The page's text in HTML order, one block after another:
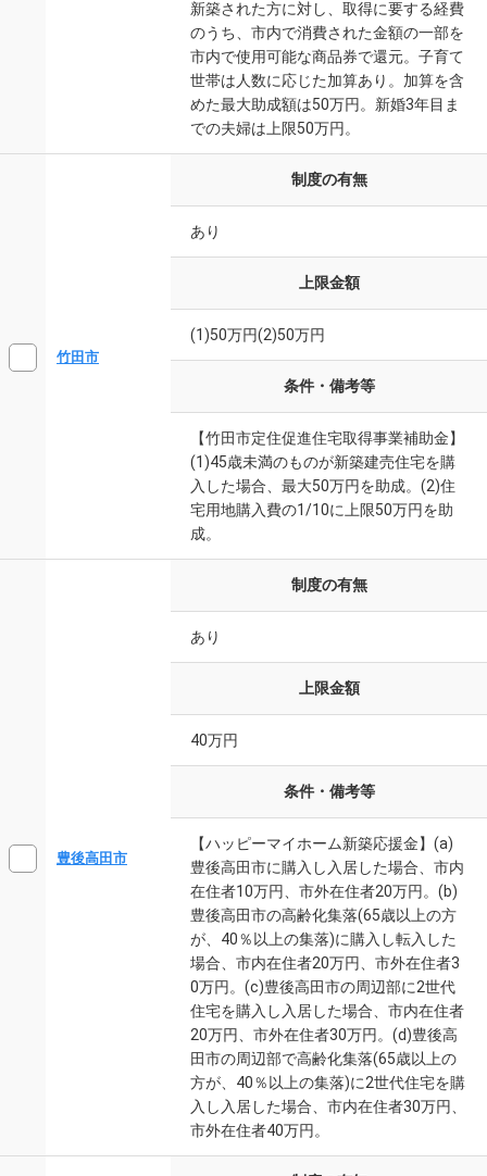
新築された方に対し、取得に要する経費
のうち、市内で消費された金額の一部を
市内で使用可能な商品券で還元。子育て
世帯は人数に応じた加算あり。加算を含
めた最大助成額は50万円。新婚3年目ま
での夫婦は上限50万円。
竹田市
制度の有無
あり
上限金額
(1)50万円(2)50万円
条件・備考等
【竹田市定住促進住宅取得事業補助金】
(1)45歳未満のものが新築建売住宅を購
入した場合、最大50万円を助成。(2)住
宅用地購入費の1/10に上限50万円を助
成。
豊後高田市
制度の有無
あり
上限金額
40万円
条件・備考等
【ハッピーマイホーム新築応援金】(a)
豊後高田市に購入し入居した場合、市内
在住者10万円、市外在住者20万円。(b)
豊後高田市の高齢化集落(65歳以上の方
が、40％以上の集落)に購入し転入した
場合、市内在住者20万円、市外在住者3
0万円。(c)豊後高田市の周辺部に2世代
住宅を購入し入居した場合、市内在住者
20万円、市外在住者30万円。(d)豊後高
田市の周辺部で高齢化集落(65歳以上の
方が、40％以上の集落)に2世代住宅を購
入し入居した場合、市内在住者30万円、
市外在住者40万円。